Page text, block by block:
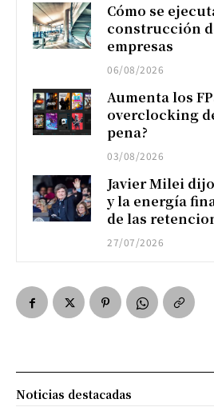
Cómo se
construcción
empresas
06/08/2026
Aumenta los
overclocking
pena?
03/08/2026
Javier Milei
y la energía
de las
27/07/2026
Noticias destacadas